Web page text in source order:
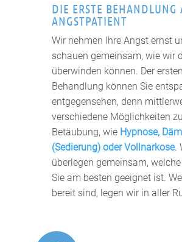
DIE ERSTE BEHANDLUNG
ANGSTPATIENT
Wir nehmen Ihre Angst ernst
schauen gemeinsam, wie wir
überwinden können. Der ersten
Behandlung können Sie
entgegensehen, denn
verschiedene Möglichkeiten
Betäubung, wie Hypnose,
(Sedierung) oder Vollnarkose.
überlegen gemeinsam,
Sie am besten geeignet ist.
bereit sind, legen wir in aller